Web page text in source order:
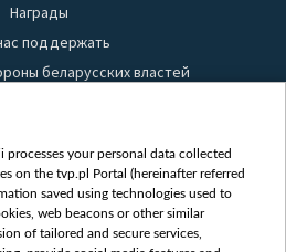
Награды
поддержать
беларусских властей
материалов
Youtube
news
processes your personal data collected
on the tvp.pl Portal (hereinafter referred
saved using technologies used to
web beacons or other similar
of tailored and secure services,